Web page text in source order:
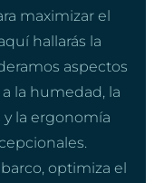
maximizar el
hallarás la
aspectos
la humedad, la
la ergonomía
optimiza el